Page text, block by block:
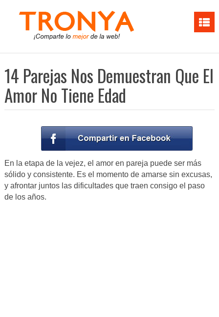
14 Parejas Nos Demuestran Que El
Amor No Tiene Edad
En la etapa de la vejez, el amor en pareja puede ser más
sólido y consistente. Es el momento de amarse sin excusas,
y afrontar juntos las dificultades que traen consigo el paso
de los años.